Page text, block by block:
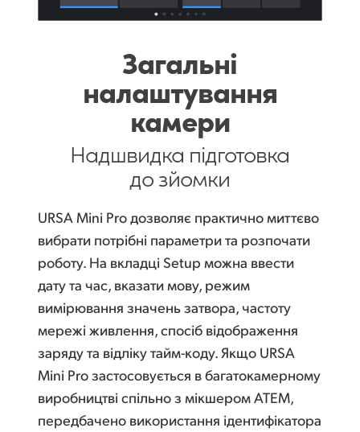
Загальні
налаштування
камери
Надшвидка підготовка
до зйомки
URSA Mini Pro дозволяє практично миттєво
вибрати потрібні параметри та розпочати
роботу. На вкладці Setup можна ввести
дату та час, вказати мову, режим
вимірювання значень затвора, частоту
мережі живлення, спосіб відображення
заряду та відліку тайм-коду. Якщо URSA
Mini Pro застосовується в багатокамерному
виробництві спільно з мікшером ATEM,
передбачено використання ідентифікатора